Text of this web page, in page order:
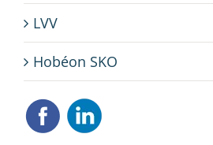
LVV
Hobéon SKO